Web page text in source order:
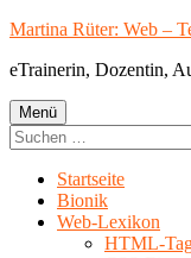
Springe
Inhalt
Martina Rüter: Web –
eTrainerin, Dozentin,
Primäres
Menü
Menü
Suchen
nach:
Startseite
Bionik
Web-Lexikon
HTML-